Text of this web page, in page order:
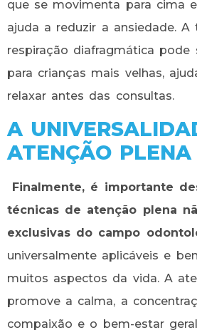
que se movimenta para cima
ajuda a reduzir a ansiedade. A
respiração diafragmática pode
para crianças mais velhas,
relaxar antes das consultas.
A
ATENÇÃO PLENA
Finalmente, é importante
técnicas de atenção plena
exclusivas do campo
universalmente aplicáveis e
muitos aspectos da vida. A
promove a calma, a
compaixão e o bem-estar